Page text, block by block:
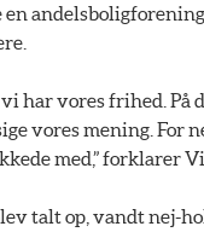
har vores frihed. På
vores mening. For
med,” forklarer
talt op, vandt nej-